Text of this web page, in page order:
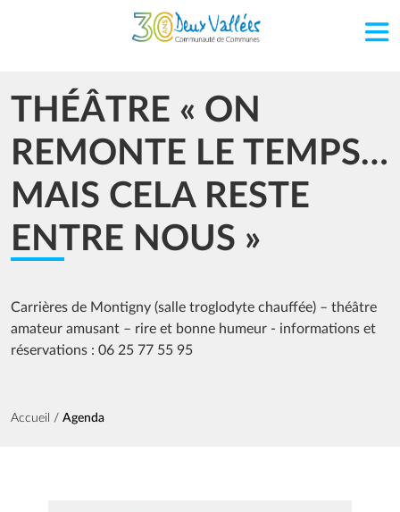
Aller au contenu principal
THÉÂTRE « ON
REMONTE LE TEMPS…
MAIS CELA RESTE
ENTRE NOUS »
Carrières de Montigny (salle troglodyte chauffée) – théâtre
amateur amusant – rire et bonne humeur - informations et
réservations : 06 25 77 55 95
Fil d'Ariane
Accueil Agenda